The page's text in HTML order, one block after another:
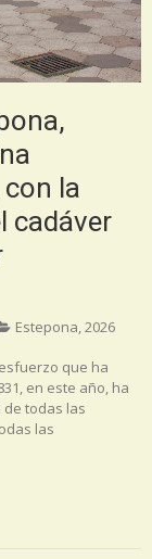
la
cadáver
Estepona,2026
que ha
en este año, ha
todas las
las